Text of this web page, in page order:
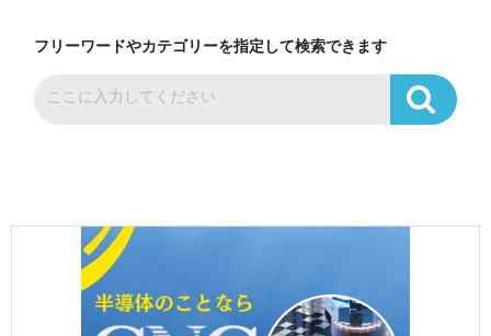
フリーワードやカテゴリーを指定して検索できます